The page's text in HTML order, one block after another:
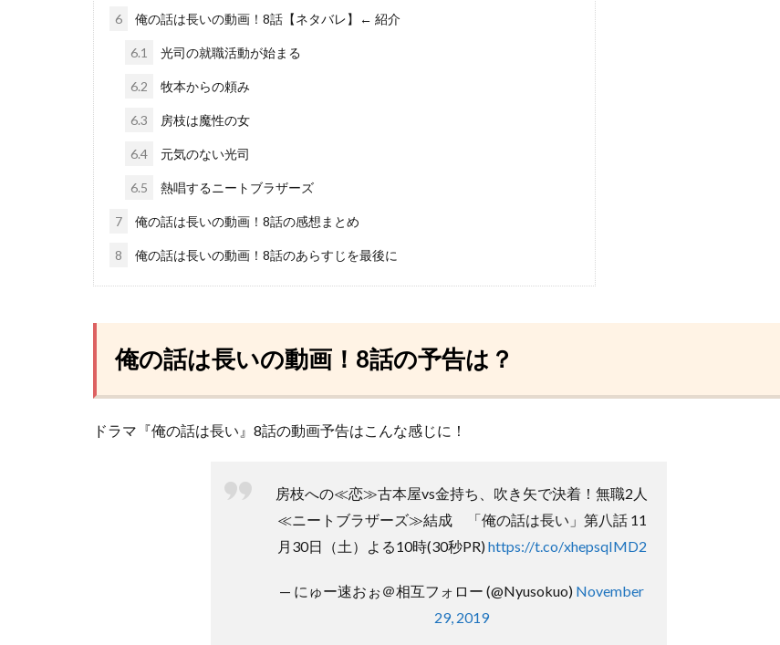
6 俺の話は長いの動画！8話【ネタバレ】← 紹介
6.1 光司の就職活動が始まる
6.2 牧本からの頼み
6.3 房枝は魔性の女
6.4 元気のない光司
6.5 熱唱するニートブラザーズ
7 俺の話は長いの動画！8話の感想まとめ
8 俺の話は長いの動画！8話のあらすじを最後に
俺の話は長いの動画！8話の予告は？
ドラマ『俺の話は長い』8話の動画予告はこんな感じに！
房枝への≪恋≫古本屋vs金持ち、吹き矢で決着！無職2人
≪ニートブラザーズ≫結成 「俺の話は長い」第八話 11
月30日（土）よる10時(30秒PR)https://t.co/xhepsqIMD2
— にゅー速おぉ＠相互フォロー (@Nyusokuo) November
29, 2019